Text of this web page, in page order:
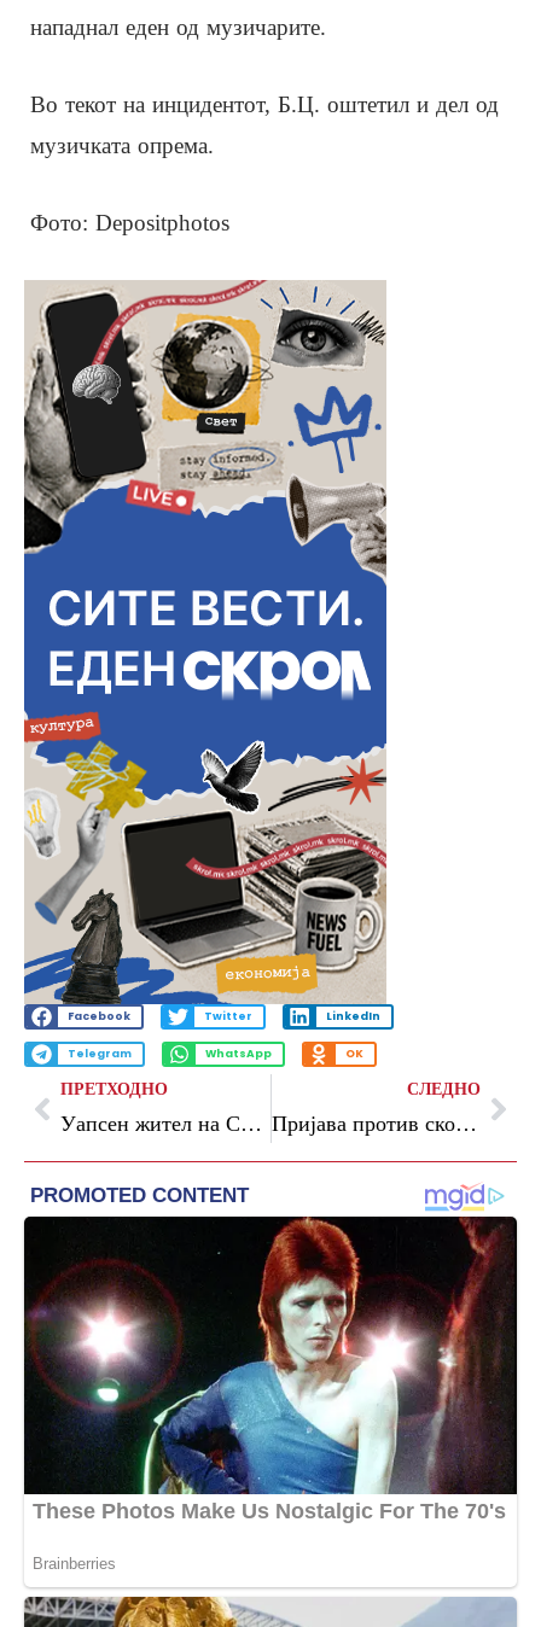
нападнал еден од музичарите.
Во текот на инцидентот, Б.Ц. оштетил и дел од
музичката опрема.
Фото: Depositphotos
Facebook Twitter LinkedIn
Telegram WhatsApp OK
ПРЕТХОДНО
Уапсен жител на Старо Нагоричане, усмртил куче со тврд предмет
СЛЕДНО
Пријава против скопски полицајци од интервентна: истепале приведено лице